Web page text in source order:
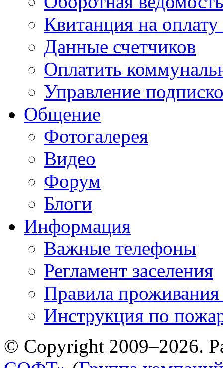
Квитанция на
Данные счетчиков
Оплатить
Управление
Общение
Фотогалерея
Видео
Форум
Блоги
Информация
Важные телефоны
Регламент заселения
Правила
Инструкция по
© Copyright 2009–2026.